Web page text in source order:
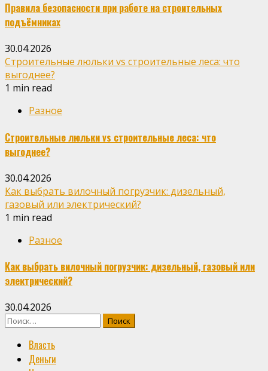
Правила безопасности при работе на строительных
подъёмниках
30.04.2026
Строительные люльки vs строительные леса: что
выгоднее?
1 min read
Разное
Строительные люльки vs строительные леса: что
выгоднее?
30.04.2026
Как выбрать вилочный погрузчик: дизельный,
газовый или электрический?
1 min read
Разное
Как выбрать вилочный погрузчик: дизельный, газовый или
электрический?
30.04.2026
Найти:
Власть
Деньги